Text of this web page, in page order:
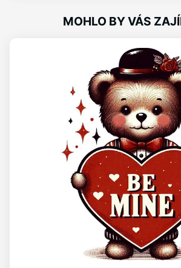
MOHLO BY VÁS